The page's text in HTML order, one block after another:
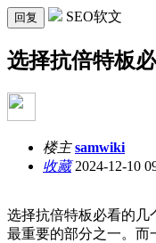
回复 SEO软文
选择抗倍特板
楼主 samwiki
收藏2024-12-10
选择抗倍特板必看的几
最重要的部分之一。而